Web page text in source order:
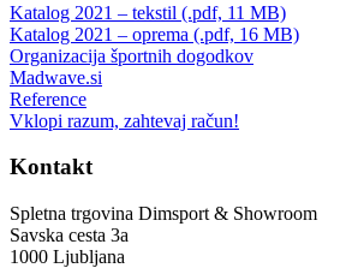
Katalog 2021 – tekstil (.pdf, 11 MB)
Katalog 2021 – oprema (.pdf, 16 MB)
Organizacija športnih dogodkov
Madwave.si
Reference
Vklopi razum, zahtevaj račun!
Kontakt
Spletna trgovina Dimsport & Showroom
Savska cesta 3a
1000 Ljubljana